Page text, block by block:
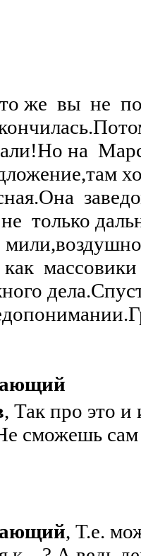
же вы не
на
только
как
, Так про это и
сможешь
, Т.е.